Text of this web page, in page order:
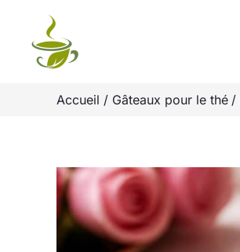
contenu
Accueil Gâteaux pour le thé